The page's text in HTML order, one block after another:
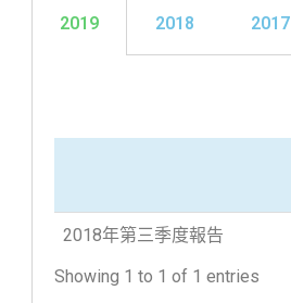
2019 2018 2017
2018年第三季度報告
Showing 1 to 1 of 1 entries